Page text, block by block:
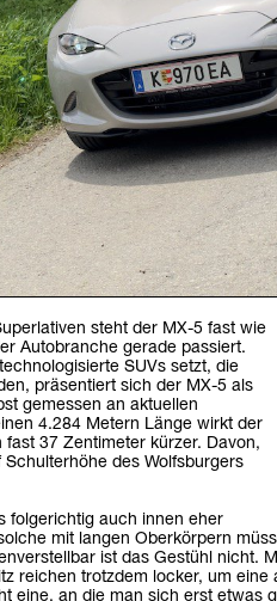
steht der MX-5 fast wie
Autobranche gerade passiert.
SUVs setzt, die
präsentiert sich der MX-5 als
gemessen an aktuellen
4.284 Metern Länge wirkt der
37 Zentimeter kürzer. Davon,
des Wolfsburgers
folgerichtig auch innen eher
mit langen Oberkörpern
ist das Gestühl nicht.
reichen trotzdem locker, um
eine, an die man sich erst etwas